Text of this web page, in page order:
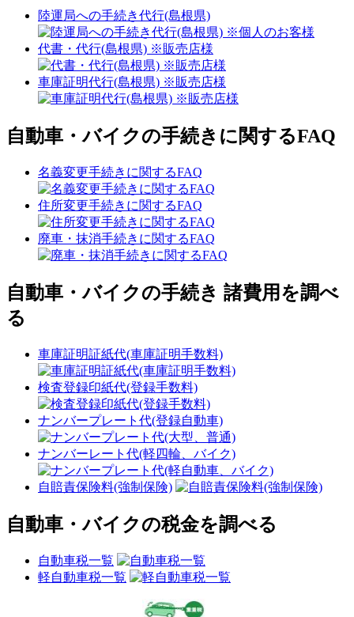
陸運局への手続き代行(島根県)
代書・代行(島根県) ※販売店様
車庫証明代行(島根県) ※販売店様
自動車・バイクの手続きに関するFAQ
名義変更手続きに関するFAQ
住所変更手続きに関するFAQ
廃車・抹消手続きに関するFAQ
自動車・バイクの手続き 諸費用を調べ
る
車庫証明証紙代(車庫証明手数料)
検査登録印紙代(登録手数料)
ナンバープレート代(登録自動車)
ナンバーレート代(軽四輪、バイク)
自賠責保険料(強制保険)
自動車・バイクの税金を調べる
自動車税一覧
軽自動車税一覧